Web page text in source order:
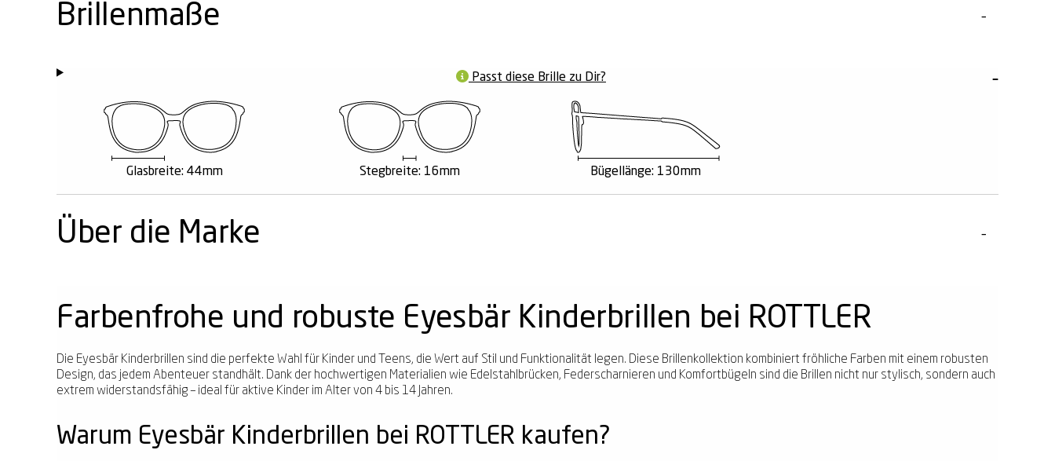
Brillenmaße
Passt diese Brille zu Dir?
Glasbreite: 44mm Stegbreite: 16mm Bügellänge: 130mm
Über die Marke
Farbenfrohe und robuste Eyesbär Kinderbrillen bei ROTTLER
Die Eyesbär Kinderbrillen sind die perfekte Wahl für Kinder und Teens, die Wert auf Stil und Funktionalität legen. Diese Brillenkollektion kombiniert fröhliche Farben mit einem robusten
Design, das jedem Abenteuer standhält. Dank der hochwertigen Materialien wie Edelstahlbrücken, Federscharnieren und Komfortbügeln sind die Brillen nicht nur stylisch, sondern auch
extrem widerstandsfähig – ideal für aktive Kinder im Alter von 4 bis 14 Jahren.
Warum Eyesbär Kinderbrillen bei ROTTLER kaufen?